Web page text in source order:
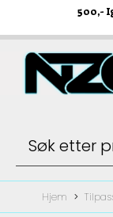
500,-
Hjem